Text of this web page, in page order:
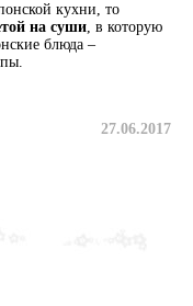
кухни, то
на суши, в которую
блюда –
27.06.2017